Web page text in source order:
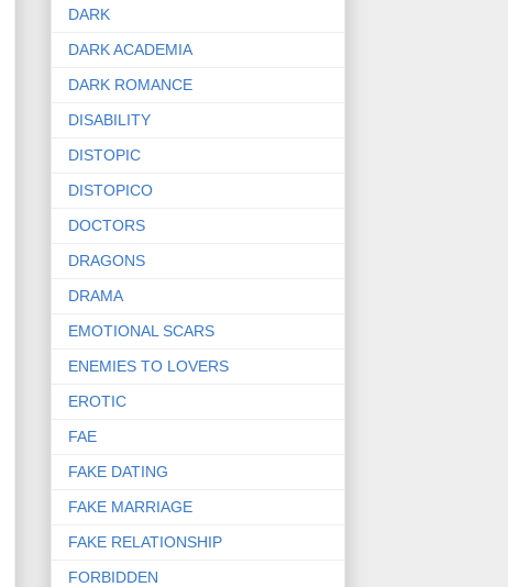
DARK
DARK ACADEMIA
DARK ROMANCE
DISABILITY
DISTOPIC
DISTOPICO
DOCTORS
DRAGONS
DRAMA
EMOTIONAL SCARS
ENEMIES TO LOVERS
EROTIC
FAE
FAKE DATING
FAKE MARRIAGE
FAKE RELATIONSHIP
FORBIDDEN